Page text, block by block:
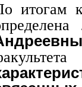
итогам